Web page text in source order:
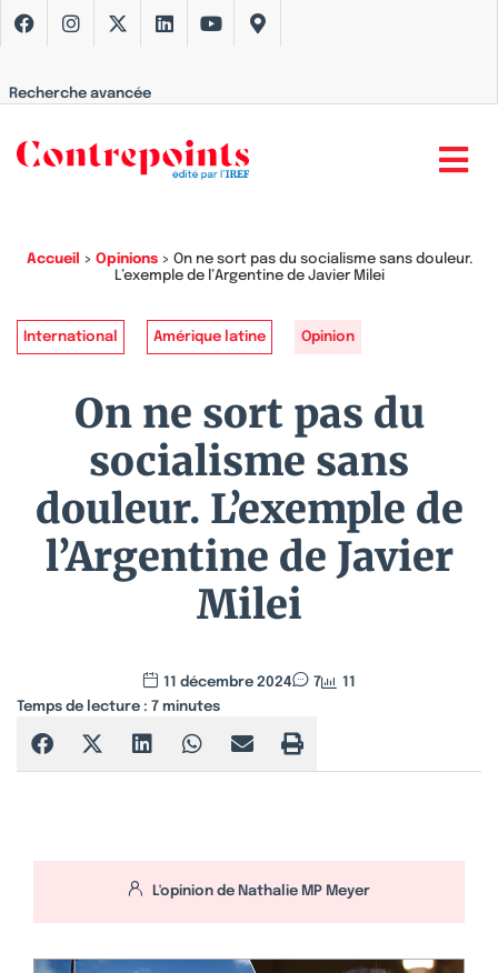
Recherche avancée
Accueil > Opinions> On ne sort pas du socialisme sans douleur.
L’exemple de l’Argentine de Javier Milei
International Amérique latine Opinion
On ne sort pas du
socialisme sans
douleur. L’exemple de
l’Argentine de Javier
Milei
11 décembre 2024 7
11
Temps de lecture : 7 minutes
L'opinion de Nathalie MP Meyer